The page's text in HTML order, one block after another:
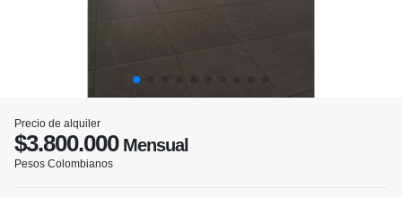
Precio de alquiler
$3.800.000Mensual
Pesos Colombianos